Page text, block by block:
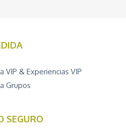
VIP & Experiencias VIP
Grupos
SEGURO